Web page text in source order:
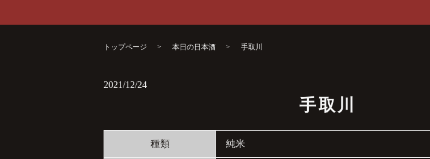
トップページ 本日の日本酒 手取川
2021/12/24
手取川
種類 純米